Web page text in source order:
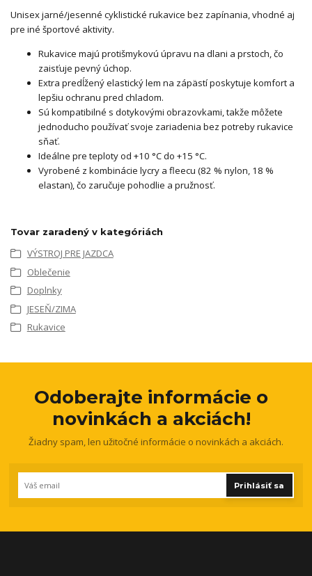
Unisex jarné/jesenné cyklistické rukavice bez zapínania, vhodné aj
pre iné športové aktivity.
Rukavice majú protišmykovú úpravu na dlani a prstoch, čo
zaisťuje pevný úchop.
Extra predĺžený elastický lem na zápästí poskytuje komfort a
lepšiu ochranu pred chladom.
Sú kompatibilné s dotykovými obrazovkami, takže môžete
jednoducho používať svoje zariadenia bez potreby rukavice
sňať.
Ideálne pre teploty od +10 °C do +15 °C.
Vyrobené z kombinácie lycry a fleecu (82 % nylon, 18 %
elastan), čo zaručuje pohodlie a pružnosť.
Tovar zaradený v kategóriách
VÝSTROJ PRE JAZDCA
Oblečenie
Doplnky
JESEŇ/ZIMA
Rukavice
Odoberajte informácie o
novinkách a akciách!
Žiadny spam, len užitočné informácie o novinkách a akciách.
Prihlásiť sa